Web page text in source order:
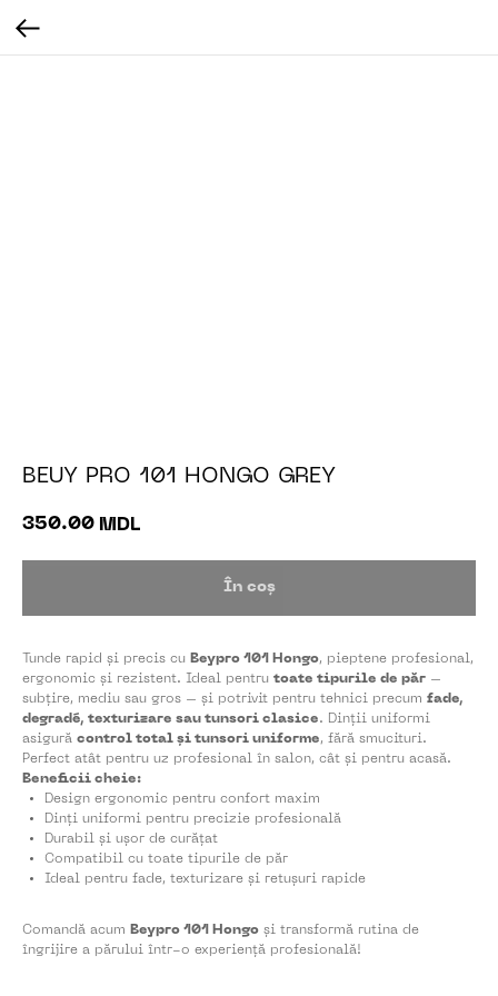
BEUY PRO 101 HONGO GREY
350.00 MDL
În coș
Tunde rapid și precis cu Beypro 101 Hongo, pieptene profesional,
ergonomic și rezistent. Ideal pentru toate tipurile de păr –
subțire, mediu sau gros – și potrivit pentru tehnici precum fade,
degradé, texturizare sau tunsori clasice. Dinții uniformi
asigură control total și tunsori uniforme, fără smucituri.
Perfect atât pentru uz profesional în salon, cât și pentru acasă.
Beneficii cheie:
Design ergonomic pentru confort maxim
Dinți uniformi pentru precizie profesională
Durabil și ușor de curățat
Compatibil cu toate tipurile de păr
Ideal pentru fade, texturizare și retușuri rapide
Comandă acum Beypro 101 Hongo și transformă rutina de
îngrijire a părului într-o experiență profesională!